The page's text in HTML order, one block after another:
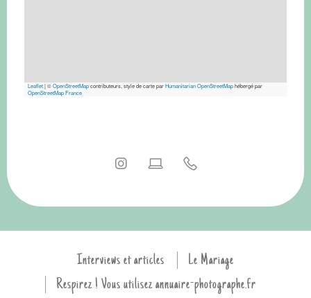
Leaflet|©OpenStreetMapcontributeurs, style de carte parHumanitarian OpenStreetMaphébergé par
OpenStreetMap France
Interviews et articles
Le Mariage
Respirez ! Vous utilisez annuaire-photographe.fr